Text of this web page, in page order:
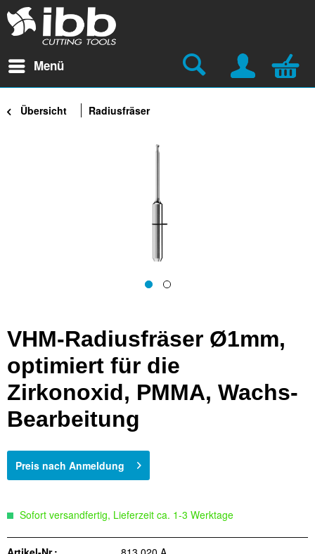
Menü
Übersicht Radiusfräser
VHM-Radiusfräser Ø1mm,
optimiert für die
Zirkonoxid, PMMA, Wachs-
Bearbeitung
Preis nach Anmeldung
Sofort versandfertig, Lieferzeit ca. 1-3 Werktage